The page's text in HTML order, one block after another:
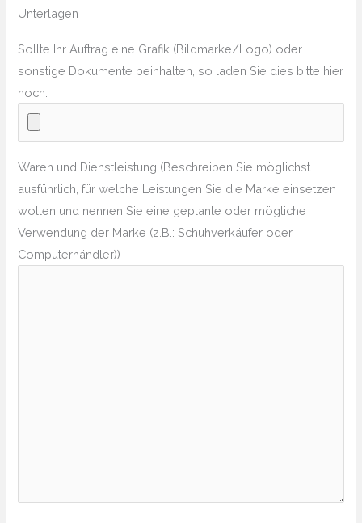
Unterlagen
Sollte Ihr Auftrag eine Grafik (Bildmarke/Logo) oder
sonstige Dokumente beinhalten, so laden Sie dies bitte hier
hoch:
Waren und Dienstleistung (Beschreiben Sie möglichst
ausführlich, für welche Leistungen Sie die Marke einsetzen
wollen und nennen Sie eine geplante oder mögliche
Verwendung der Marke (z.B.: Schuhverkäufer oder
Computerhändler))